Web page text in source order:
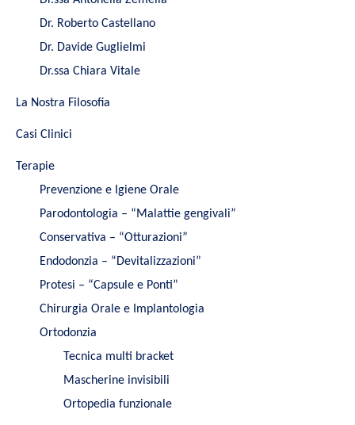
Dr. Roberto Castellano
Dr. Davide Guglielmi
Dr.ssa Chiara Vitale
La Nostra Filosofia
Casi Clinici
Terapie
Prevenzione e Igiene Orale
Parodontologia – “Malattie gengivali”
Conservativa – “Otturazioni”
Endodonzia – “Devitalizzazioni”
Protesi – “Capsule e Ponti”
Chirurgia Orale e Implantologia
Ortodonzia
Tecnica multi bracket
Mascherine invisibili
Ortopedia funzionale